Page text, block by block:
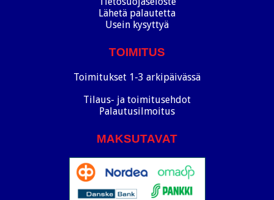
Lähetä palautetta
Usein kysyttyä
TOIMITUS
Toimitukset 1-3 arkipäivässä
Tilaus- ja toimitusehdot
Palautusilmoitus
MAKSUTAVAT